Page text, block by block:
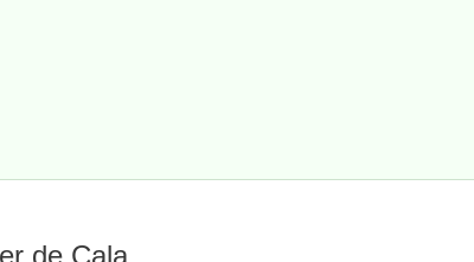
de Cala